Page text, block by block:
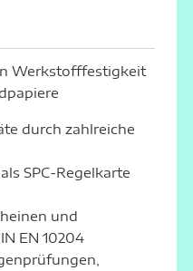
Werkstofffestigkeit
durch zahlreiche
SPC-Regelkarte
und
EN 10204